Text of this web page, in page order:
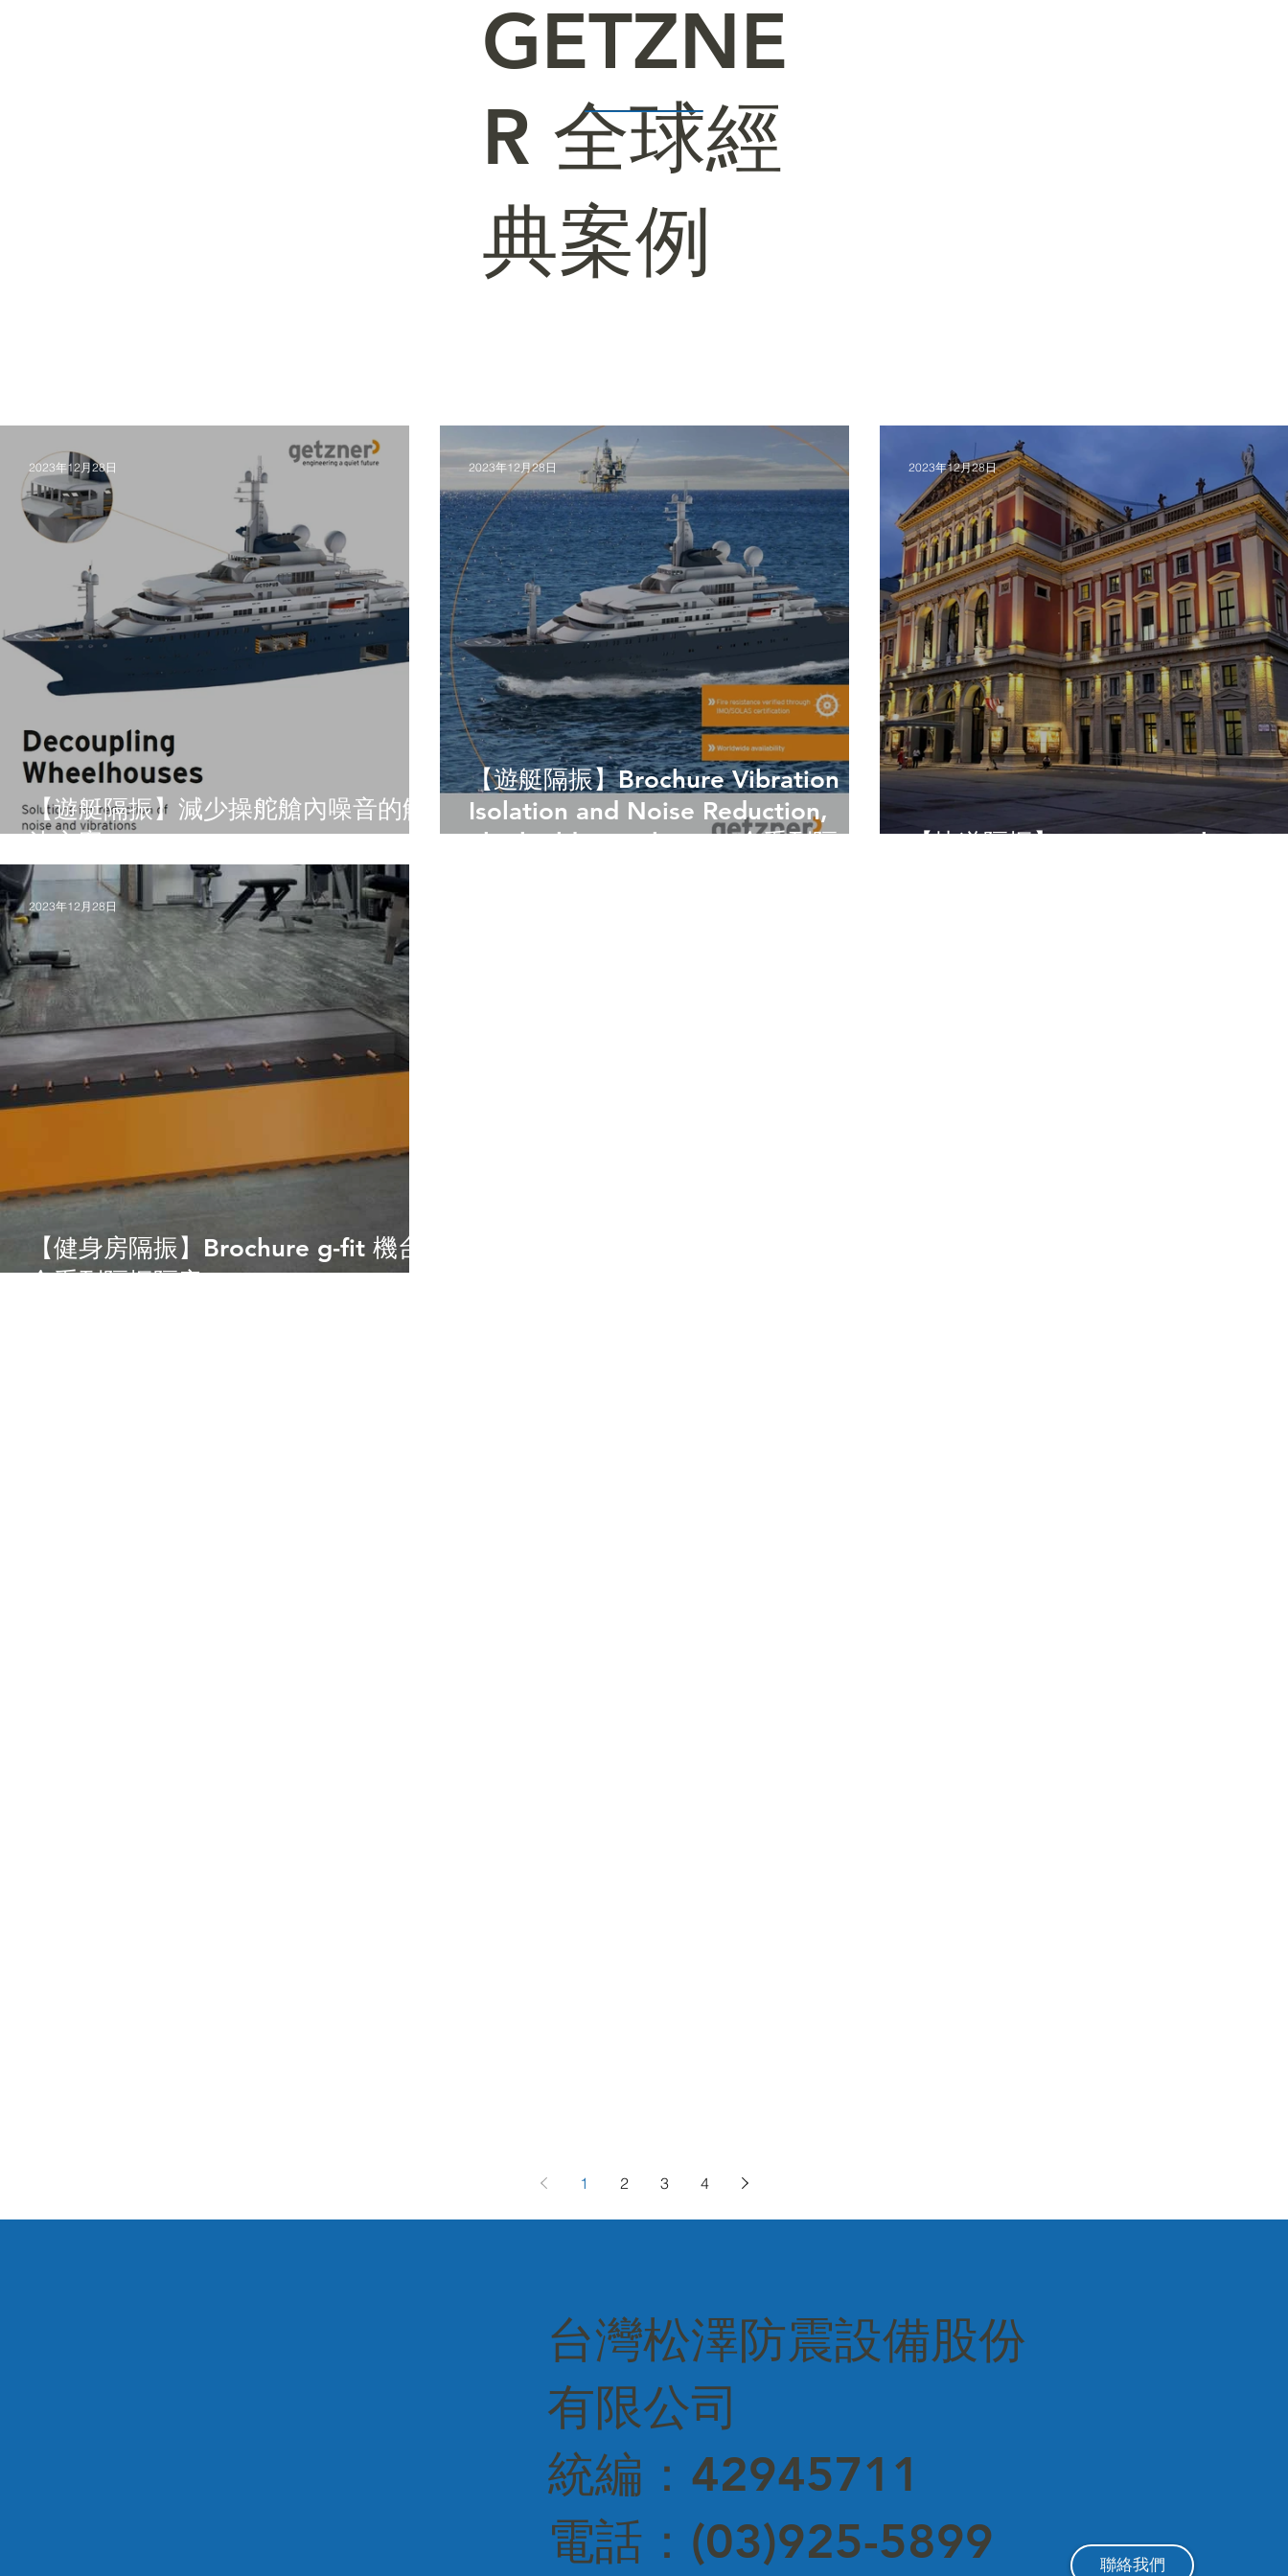
【遊艇隔振】減少操舵艙內噪音的解
決方案
2023年12月28日
【遊艇隔振】Brochure Vibration
Isolation and Noise Reduction,
Shipbuilding Solutions 全系列隔振
2023年12月28日
【軌道隔振】Vienna Musikverein
2023年12月28日
【健身房隔振】Brochure g-fit 機台
全系列隔振隔音
2023年12月28日
1 2 3 4
GETZNE
R 全球經
典案例
聯絡我們
台灣松澤防震設備股份
有限公司
統編：42945711
電話：(03)925-5899